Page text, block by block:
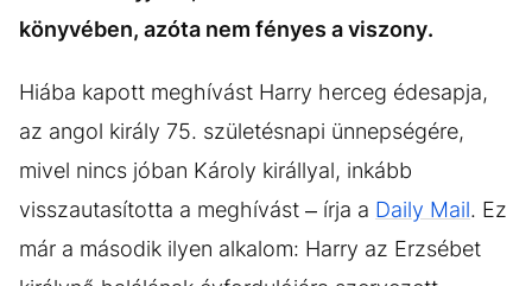
könyvében, azóta nem fényes a viszony.
Hiába kapott meghívást Harry herceg édesapja,
az angol király 75. születésnapi ünnepségére,
mivel nincs jóban Károly királlyal, inkább
visszautasította a meghívást – írja a Daily Mail. Ez
már a második ilyen alkalom: Harry az Erzsébet